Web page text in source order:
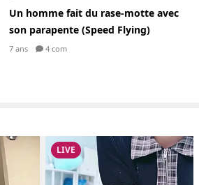
Un homme fait du rase-motte avec
son parapente (Speed Flying)
7 ans 4 com